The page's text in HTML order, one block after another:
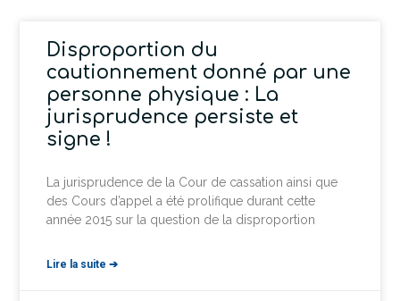
Disproportion du
cautionnement donné par une
personne physique : La
jurisprudence persiste et
signe !
La jurisprudence de la Cour de cassation ainsi que
des Cours d’appel a été prolifique durant cette
année 2015 sur la question de la disproportion
Lire la suite ➔